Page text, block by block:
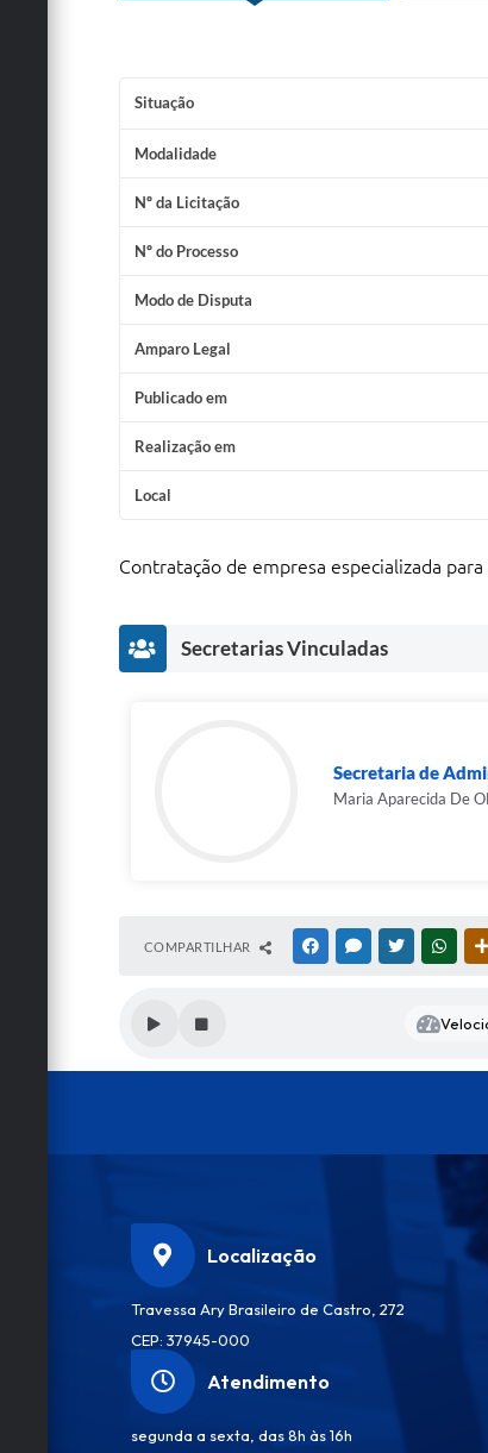
Situação
Modalidade
Nº da Licitação
Nº do Processo
Modo de Disputa
Amparo Legal
Publicado em
Realização em
Local
Contratação de empresa especializada
Secretarias Vinculadas
Secretaria de
Maria Aparecida De
COMPARTILHAR FACEBOOKMESSENGER
TWITTER
Localização
Travessa Ary Brasileiro de Castro, 272
CEP: 37945-000
Atendimento
segunda a sexta, das 8h às 16h